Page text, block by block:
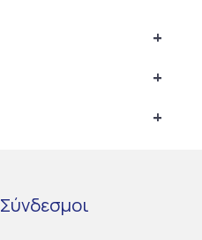
+
+
+
Σύνδεσμοι